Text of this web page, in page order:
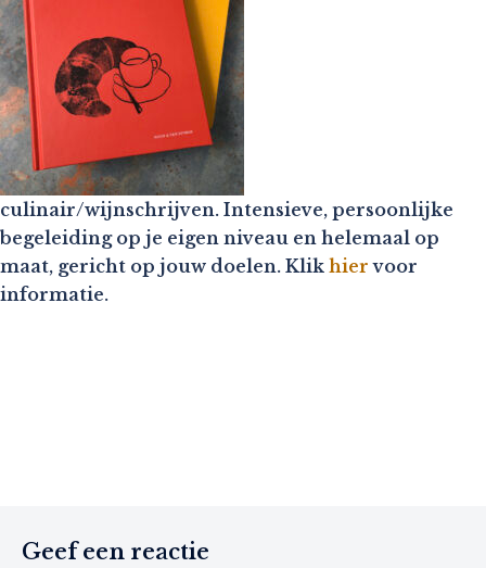
culinair/wijnschrijven. Intensieve, persoonlijke
begeleiding op je eigen niveau en helemaal op
maat, gericht op jouw doelen. Klik hier voor
informatie.
Geef een reactie